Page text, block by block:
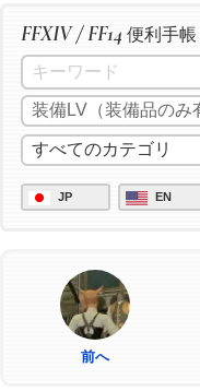
FFXIV / FF14 便利手帳
JP EN
前へ